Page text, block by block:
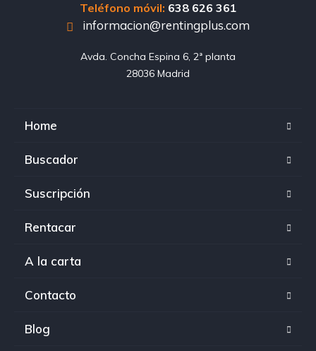
Teléfono móvil: 638 626 361
informacion@rentingplus.com
Avda. Concha Espina 6, 2ª planta
28036 Madrid
Home
Buscador
Suscripción
Rentacar
A la carta
Contacto
Blog